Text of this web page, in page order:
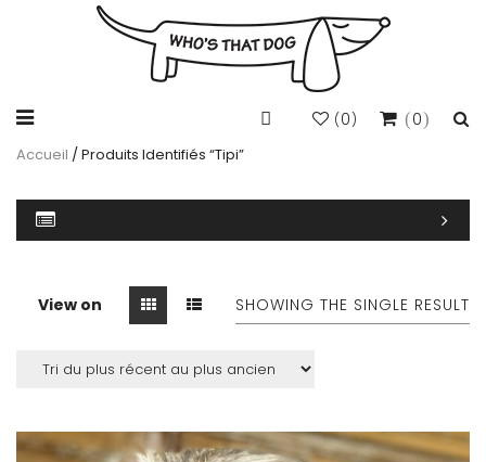
0
(0)
Accueil / Produits Identifiés “tipi”
View on SHOWING THE SINGLE RESULT